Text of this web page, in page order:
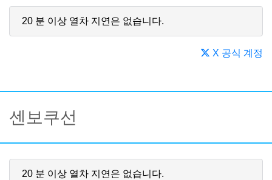
20 분 이상 열차 지연은 없습니다.
X 공식 계정
센보쿠선
20 분 이상 열차 지연은 없습니다.